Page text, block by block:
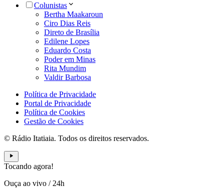
Colunistas
Bertha Maakaroun
Ciro Dias Reis
Direto de Brasília
Edilene Lopes
Eduardo Costa
Poder em Minas
Rita Mundim
Valdir Barbosa
Política de Privacidade
Portal de Privacidade
Política de Cookies
Gestão de Cookies
© Rádio Itatiaia. Todos os direitos reservados.
Tocando agora!
Ouça ao vivo / 24h